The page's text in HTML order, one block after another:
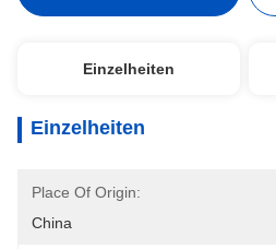
Einzelheiten
Einzelheiten
Place Of Origin:
China